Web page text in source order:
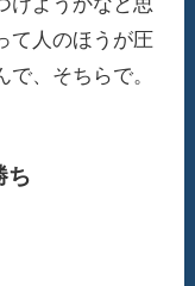
て人のほうが圧
、そちらで。
ち